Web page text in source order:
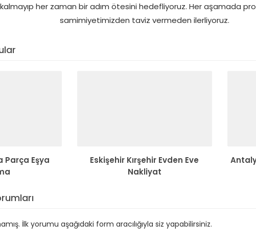
her zaman bir adım ötesini hedefliyoruz. Her aşamada
samimiyetimizden taviz vermeden ilerliyoruz.
Parça Eşya
Eskişehir Kırşehir Evden Eve
Nakliyat
İlk yorumu aşağıdaki form aracılığıyla siz yapabilirsiniz.